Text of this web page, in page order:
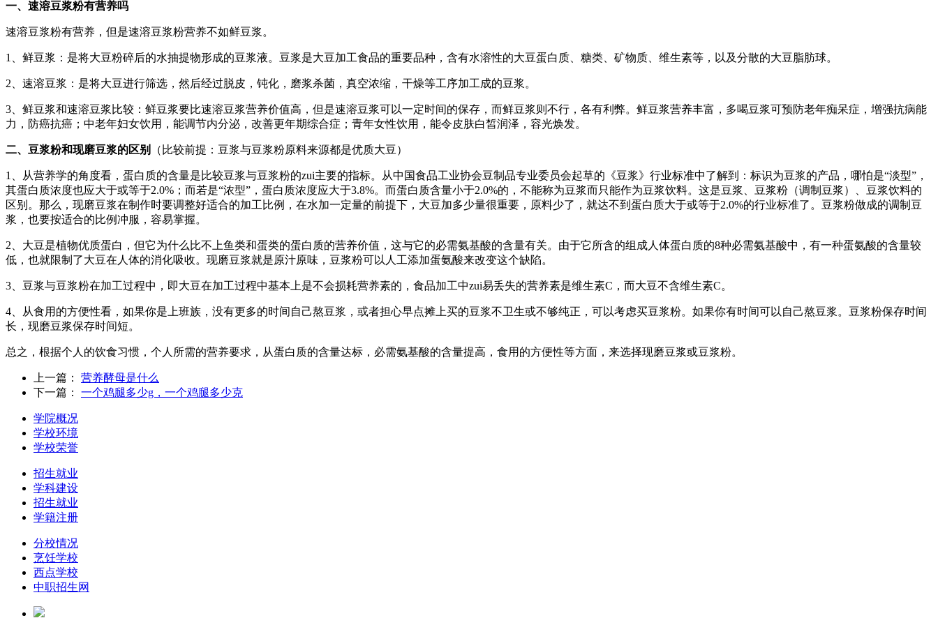
一、速溶豆浆粉有营养吗
速溶豆浆粉有营养，但是速溶豆浆粉营养不如鲜豆浆。
1、鲜豆浆：是将大豆粉碎后的水抽提物形成的豆浆液。豆浆是大豆加工食品的重要品种，含有水溶性的大豆蛋白质、糖类、矿物质、维生素等，以及分散的大豆脂肪球。
2、速溶豆浆：是将大豆进行筛选，然后经过脱皮，钝化，磨浆杀菌，真空浓缩，干燥等工序加工成的豆浆。
3、鲜豆浆和速溶豆浆比较：鲜豆浆要比速溶豆浆营养价值高，但是速溶豆浆可以一定时间的保存，而鲜豆浆则不行，各有利弊。鲜豆浆营养丰富，多喝豆浆可预防老年痴呆症，增强抗病能
力，防癌抗癌；中老年妇女饮用，能调节内分泌，改善更年期综合症；青年女性饮用，能令皮肤白皙润泽，容光焕发。
二、豆浆粉和现磨豆浆的区别 （比较前提：豆浆与豆浆粉原料来源都是优质大豆）
1、从营养学的角度看，蛋白质的含量是比较豆浆与豆浆粉的zui主要的指标。从中国食品工业协会豆制品专业委员会起草的《豆浆》行业标准中了解到：标识为豆浆的产品，哪怕是“淡型”，
其蛋白质浓度也应大于或等于2.0%；而若是“浓型”，蛋白质浓度应大于3.8%。而蛋白质含量小于2.0%的，不能称为豆浆而只能作为豆浆饮料。这是豆浆、豆浆粉（调制豆浆）、豆浆饮料的
区别。那么，现磨豆浆在制作时要调整好适合的加工比例，在水加一定量的前提下，大豆加多少量很重要，原料少了，就达不到蛋白质大于或等于2.0%的行业标准了。豆浆粉做成的调制豆
浆，也要按适合的比例冲服，容易掌握。
2、大豆是植物优质蛋白，但它为什么比不上鱼类和蛋类的蛋白质的营养价值，这与它的必需氨基酸的含量有关。由于它所含的组成人体蛋白质的8种必需氨基酸中，有一种蛋氨酸的含量较
低，也就限制了大豆在人体的消化吸收。现磨豆浆就是原汁原味，豆浆粉可以人工添加蛋氨酸来改变这个缺陷。
3、豆浆与豆浆粉在加工过程中，即大豆在加工过程中基本上是不会损耗营养素的，食品加工中zui易丢失的营养素是维生素C，而大豆不含维生素C。
4、从食用的方便性看，如果你是上班族，没有更多的时间自己熬豆浆，或者担心早点摊上买的豆浆不卫生或不够纯正，可以考虑买豆浆粉。如果你有时间可以自己熬豆浆。豆浆粉保存时间
长，现磨豆浆保存时间短。
总之，根据个人的饮食习惯，个人所需的营养要求，从蛋白质的含量达标，必需氨基酸的含量提高，食用的方便性等方面，来选择现磨豆浆或豆浆粉。
上一篇： 营养酵母是什么
下一篇： 一个鸡腿多少g，一个鸡腿多少克
学院概况
学校环境
学校荣誉
招生就业
学科建设
招生就业
学籍注册
分校情况
烹饪学校
西点学校
中职招生网